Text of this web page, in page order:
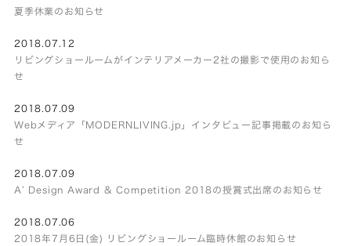
夏季休業のお知らせ
2018.07.12
リビングショールームがインテリアメーカー2社の撮影で使用のお知ら
せ
2018.07.09
Webメディア「MODERNLIVING.jp」インタビュー記事掲載のお知ら
せ
2018.07.09
A’ Design Award & Competition 2018の授賞式出席のお知らせ
2018.07.06
2018年7月6日(金) リビングショールーム臨時休館のお知らせ